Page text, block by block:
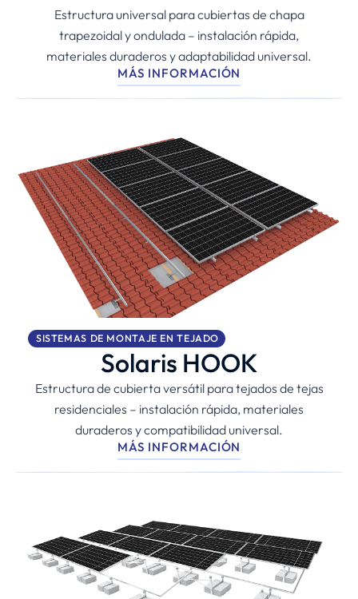
Estructura universal para cubiertas de chapa
trapezoidal y ondulada – instalación rápida,
materiales duraderos y adaptabilidad universal.
MÁS INFORMACIÓN
SISTEMAS DE MONTAJE EN TEJADO
Solaris HOOK
Estructura de cubierta versátil para tejados de tejas
residenciales – instalación rápida, materiales
duraderos y compatibilidad universal.
MÁS INFORMACIÓN